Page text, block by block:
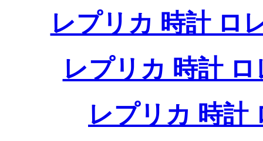
レプリカ 時計 ロ
レプリカ 時計
レプリカ 時計